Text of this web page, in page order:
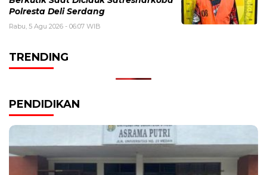
Polresta Deli Serdang
Rabu, 5 Agu 2026 - 06:07 WIB
TRENDING
PENDIDIKAN